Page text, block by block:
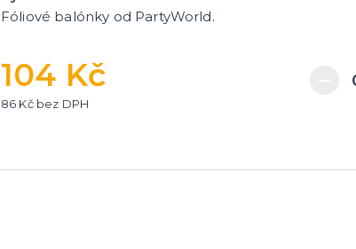
Fóliové balónky od PartyWorld.
104 Kč
86 Kč bez DPH